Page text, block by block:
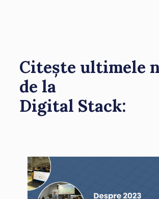
Citește ultimele
de la
Digital Stack: